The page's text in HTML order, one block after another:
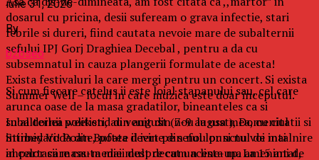
dosarul cu pricina, desii sufeream o grava infectie, stari
febrile si dureri, fiind cautata nevoie mare de subalternii
sefului IPJ Gorj Draghiea Decebal , pentru a da cu
subsemnatul in cauza plangerii formulate de acesta!
Si cum fiecare catelus ii este loial stapanului sau, cel care
arunca oase de la masa gradatilor, bineanteles ca si
subalternii politisti, au venit din nou la usa mea, cu citatii si
intimidari! Poate, poate il iert pe seful lor si nu voi mai
impartasii mass-mediei despre cum acesta ma amenintat,
iulie 31, 2026
By
b2bseo
Exista festivaluri la care mergi pentru un concert. Si exista
Summer Well – locul in care muzica este doar inceputul.
In al doilea weekend din august (7-9 august), Domeniul
Stirbey Voda din Buftea devine din nou punctul de intalnire
al celor care cauta mai mult decat un line-up. La 15 ani de